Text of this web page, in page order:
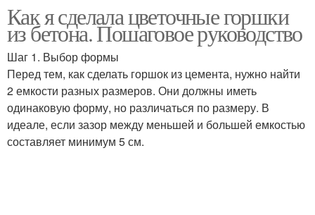
Горшок из бетона Большие горшки
Бетонные вазоны
Как я сделала цветочные горшки
из бетона. Пошаговое руководство
Шаг 1. Выбор формы
Перед тем, как сделать горшок из цемента, нужно найти
2 емкости разных размеров. Они должны иметь
одинаковую форму, но различаться по размеру. В
идеале, если зазор между меньшей и большей емкостью
составляет минимум 5 см.